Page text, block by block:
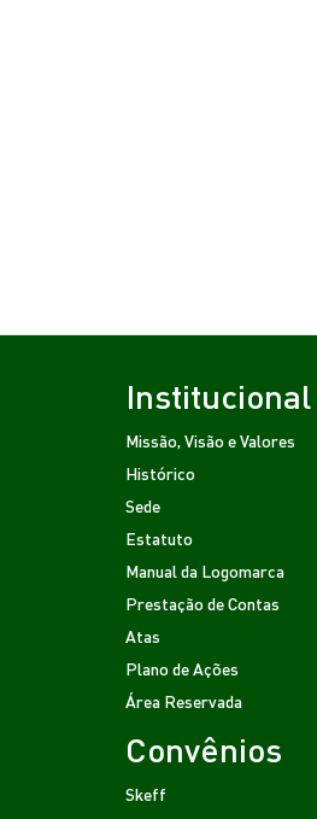
Institucional
Missão, Visão e Valores
Histórico
Sede
Estatuto
Manual da Logomarca
Prestação de Contas
Atas
Plano de Ações
Área Reservada
Convênios
Skeff